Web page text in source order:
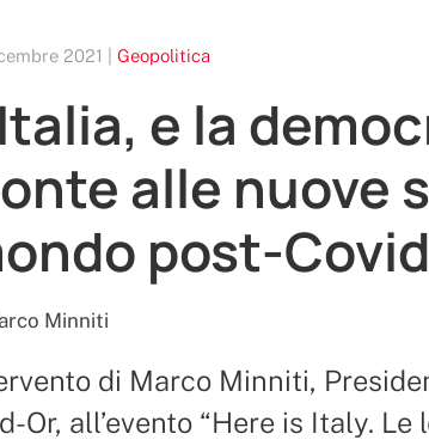
2021 | Geopolitica
e la
alle nuove
post-Covid
Minniti
di Marco Minniti,
Or, all’evento “Here is Italy.